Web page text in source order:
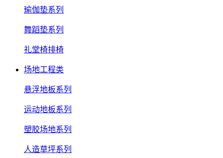
瑜伽垫系列
舞蹈垫系列
礼堂椅排椅
场地工程类
悬浮地板系列
运动地板系列
塑胶场地系列
人造草坪系列